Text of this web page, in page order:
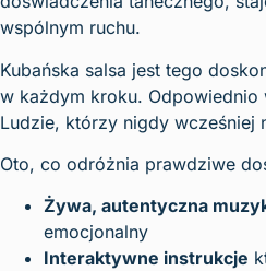
wspólnym ruchu.
Kubańska salsa jest tego
w każdym kroku. Odpowiednio
Ludzie, którzy nigdy wcześniej
Oto, co odróżnia prawdziwe
Żywa, autentyczna
emocjonalny
Interaktywne instrukcje